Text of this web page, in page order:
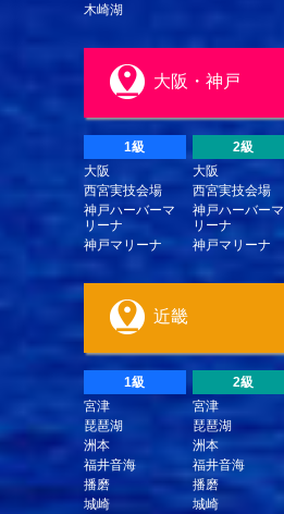
木崎湖
大阪・神戸
1級
大阪
西宮実技会場
神戸ハーバーマ
リーナ
神戸マリーナ
2級
大阪
西宮実技会場
神戸ハーバーマ
リーナ
神戸マリーナ
近畿
1級
宮津
琵琶湖
洲本
福井音海
播磨
城崎
2級
宮津
琵琶湖
洲本
福井音海
播磨
城崎